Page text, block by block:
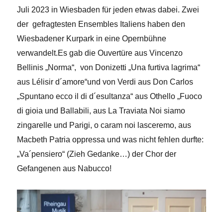
Juli 2023 in Wiesbaden für jeden etwas dabei. Zwei
der gefragtesten Ensembles Italiens haben den
Wiesbadener Kurpark in eine Opernbühne
verwandelt.Es gab die Ouvertüre aus Vincenzo
Bellinis „Norma“, von Donizetti „Una furtiva lagrima“
aus Lélisir d´amore“und von Verdi aus Don Carlos
„Spuntano ecco il di d´esultanza“ aus Othello „Fuoco
di gioia und Ballabili, aus La Traviata Noi siamo
zingarelle und Parigi, o caram noi lasceremo, aus
Macbeth Patria oppressa und was nicht fehlen durfte:
„Va´pensiero“ (Zieh Gedanke…) der Chor der
Gefangenen aus Nabucco!